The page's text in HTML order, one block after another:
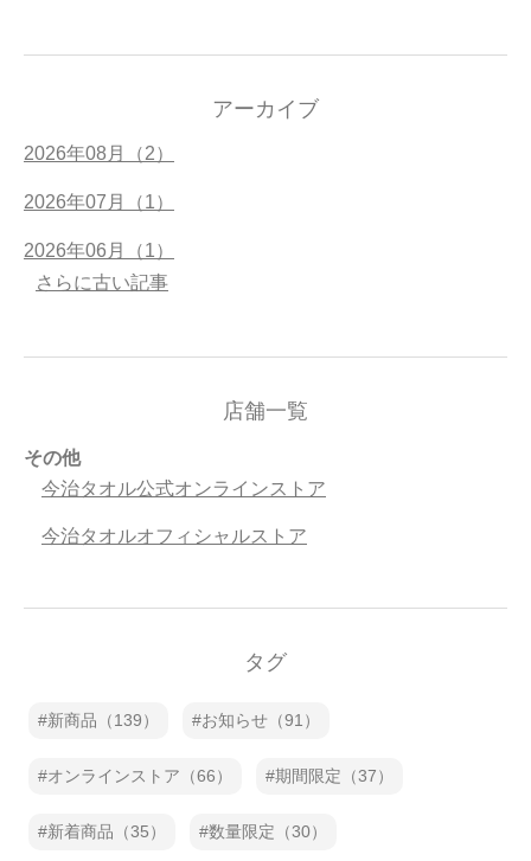
アーカイブ
2026年08月（2）
2026年07月（1）
2026年06月（1）
さらに古い記事
店舗一覧
その他
今治タオル公式オンラインストア
今治タオルオフィシャルストア
タグ
新商品（139） お知らせ（91）
オンラインストア（66） 期間限定（37）
新着商品（35） 数量限定（30）